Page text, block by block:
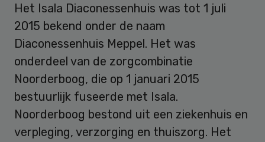
Het Isala Diaconessenhuis was tot 1 juli
2015 bekend onder de naam
Diaconessenhuis Meppel. Het was
onderdeel van de zorgcombinatie
Noorderboog, die op 1 januari 2015
bestuurlijk fuseerde met Isala.
Noorderboog bestond uit een ziekenhuis en
verpleging, verzorging en thuiszorg. Het